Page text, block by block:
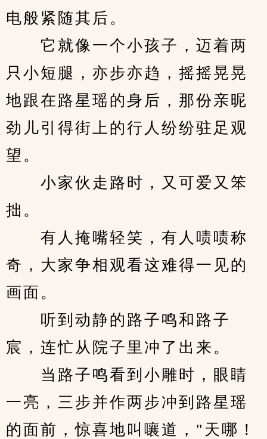
电般紧随其后。
它就像一个小孩子，迈着两
只小短腿，亦步亦趋，摇摇晃晃
地跟在路星瑶的身后，那份亲昵
劲儿引得街上的行人纷纷驻足观
望。
小家伙走路时，又可爱又笨
拙。
有人掩嘴轻笑，有人啧啧称
奇，大家争相观看这难得一见的
画面。
听到动静的路子鸣和路子
宸，连忙从院子里冲了出来。
当路子鸣看到小雕时，眼睛
一亮，三步并作两步冲到路星瑶
的面前，惊喜地叫嚷道，"天哪！